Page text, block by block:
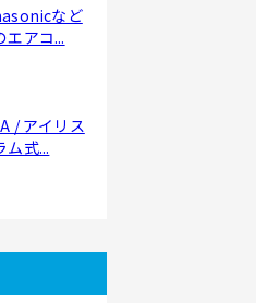
など
エアコ...
/ アイリス
ム式...